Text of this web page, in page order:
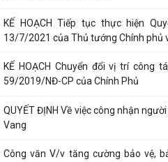
KẾ HOẠCH Tiếp tục thực hiện
13/7/2021 của Thủ tướng Chính phủ
KẾ HOẠCH Chuyển đổi vị trí công
59/2019/NĐ-CP của Chính Phủ
QUYẾT ĐỊNH Về việc công nhận
Vang
Công văn V/v tăng cường bảo vệ,